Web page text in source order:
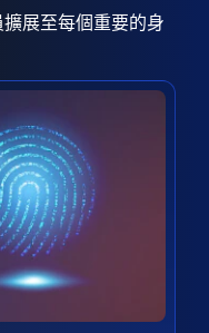
展至每個重要的身